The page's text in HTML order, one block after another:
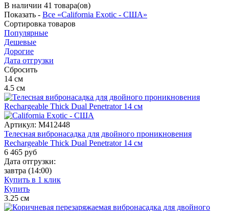
В наличии 41 товара(ов)
Показать - Все «California Exotic - США»
Сортировка товаров
Популярные
Дешевые
Дорогие
Дата отгрузки
Сбросить
14 см
4.5 см
Артикул: M412448
Телесная вибронасадка для двойного проникновения
Rechargeable Thick Dual Penetrator 14 см
6 465 руб
Дата отгрузки:
завтра (14:00)
Купить в 1 клик
Купить
3.25 см